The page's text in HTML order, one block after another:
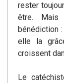
rester
être.
bénédiction
elle la
croissent
Le